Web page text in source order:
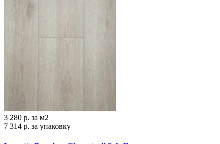
3 280 р. за м2
7 314 р. за упаковку